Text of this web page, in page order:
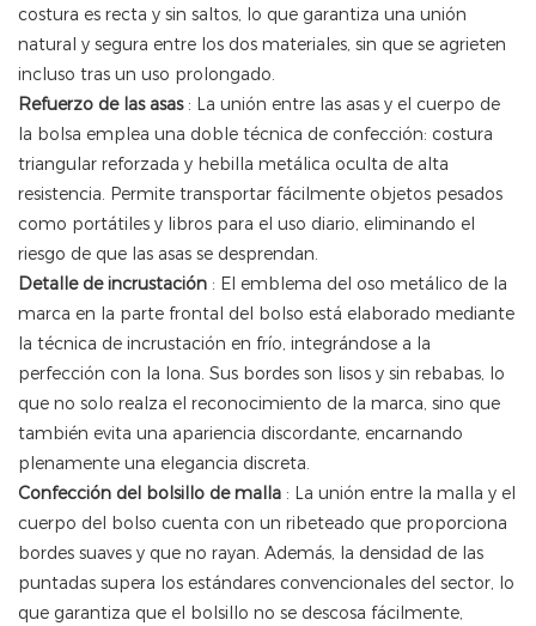
costura es recta y sin saltos, lo que garantiza una unión
natural y segura entre los dos materiales, sin que se agrieten
incluso tras un uso prolongado.
Refuerzo de las asas: La unión entre las asas y el cuerpo de
la bolsa emplea una doble técnica de confección: costura
triangular reforzada y hebilla metálica oculta de alta
resistencia. Permite transportar fácilmente objetos pesados ​​
como portátiles y libros para el uso diario, eliminando el
riesgo de que las asas se desprendan.
Detalle de incrustación : El emblema del oso metálico de la
marca en la parte frontal del bolso está elaborado mediante
la técnica de incrustación en frío, integrándose a la
perfección con la lona. Sus bordes son lisos y sin rebabas, lo
que no solo realza el reconocimiento de la marca, sino que
también evita una apariencia discordante, encarnando
plenamente una elegancia discreta.
Confección del bolsillo de malla : La unión entre la malla y el
cuerpo del bolso cuenta con un ribeteado que proporciona
bordes suaves y que no rayan. Además, la densidad de las
puntadas supera los estándares convencionales del sector, lo
que garantiza que el bolsillo no se descosa fácilmente,